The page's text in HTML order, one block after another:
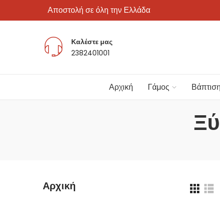
Αποστολή σε όλη την Ελλάδα
Καλέστε μας
2382401001
Αρχική Γάμος
Αρχική